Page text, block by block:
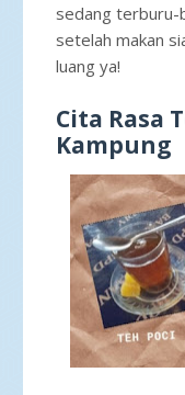
sedang terburu-
setelah makan
luang ya!
Cita Rasa
Kampung